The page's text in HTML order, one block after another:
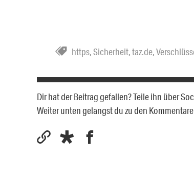
https,Sicherheit,taz.de,
Dir hat der Beitrag gefallen? Teile ihn über
Weiter unten gelangst du zu den